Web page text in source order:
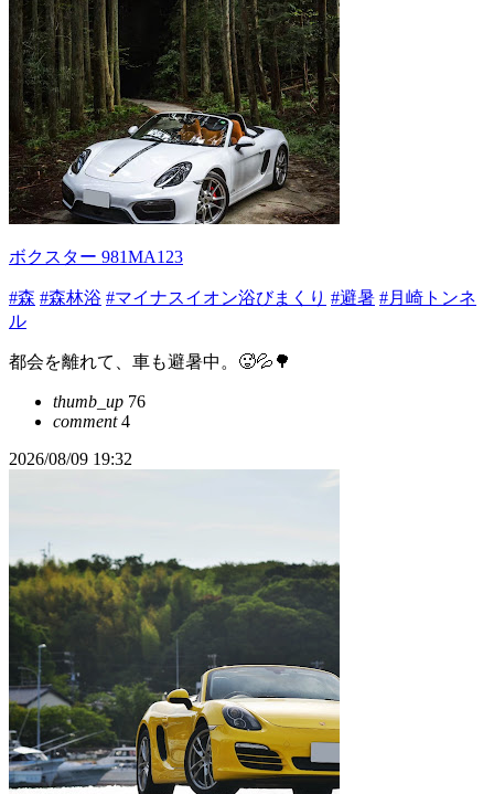
ボクスター 981MA123
#森 #森林浴 #マイナスイオン浴びまくり #避暑 #月崎トンネ
ル
都会を離れて、車も避暑中。🥵💦🌳
thumb_up 76
comment4
2026/08/09 19:32